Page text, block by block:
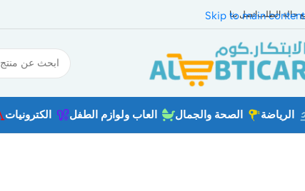
Skip to main content
حالة الطلباتصل بنا
الرياضة الصحة والجمال العاب ولوازم الطفل الكترونيات